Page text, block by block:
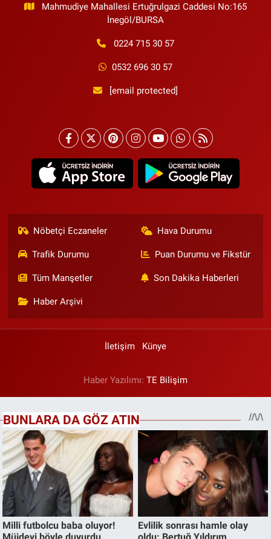
Mahmudiye Mahallesi Ertuğrulgazi Caddesi No:165
İnegöl/BURSA
0224 715 30 57
0532 696 30 57
[email protected]
Nöbetçi Eczaneler Hava Durumu
Trafik Durumu Puan Durumu ve Fikstür
Tüm Manşetler Son Dakika Haberleri
Haber Arşivi
İletişim Künye
Haber Yazılımı: TE Bilişim